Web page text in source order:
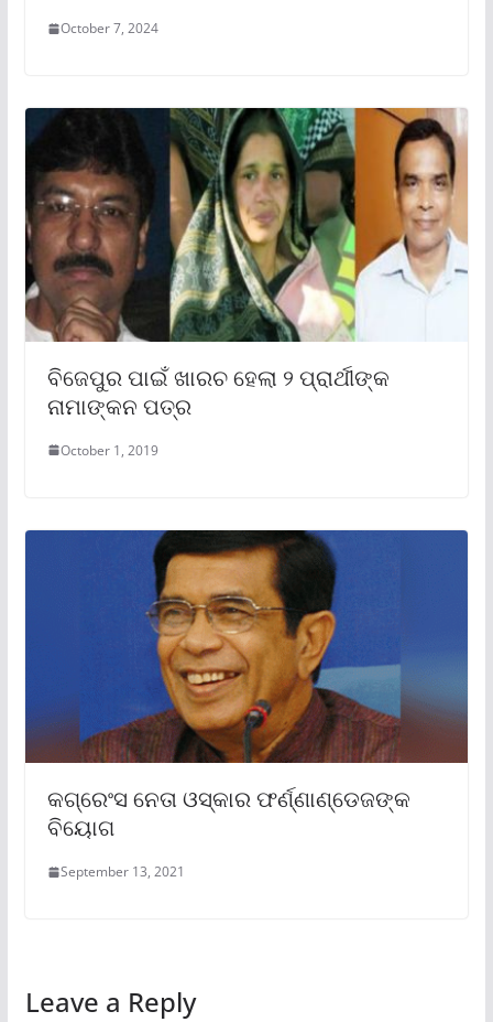
October 7, 2024
ବିଜେପୁର ପାଇଁ ଖାରଚ ହେଲା ୨ ପ୍ରାର୍ଥୀଙ୍କ
ନାମାଙ୍କନ ପତ୍ର
October 1, 2019
କଗ୍ରେଂସ ନେତା ଓସ୍କାର ଫର୍ଣ୍ଣାଣ୍ଡେଜଙ୍କ
ବିୟୋଗ
September 13, 2021
Leave a Reply